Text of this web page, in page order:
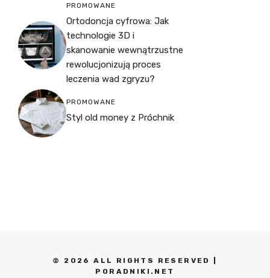
PROMOWANE
Ortodoncja cyfrowa: Jak
technologie 3D i
skanowanie wewnątrzustne
rewolucjonizują proces
leczenia wad zgryzu?
PROMOWANE
Styl old money z Próchnik
© 2026 ALL RIGHTS RESERVED |
PORADNIKI.NET